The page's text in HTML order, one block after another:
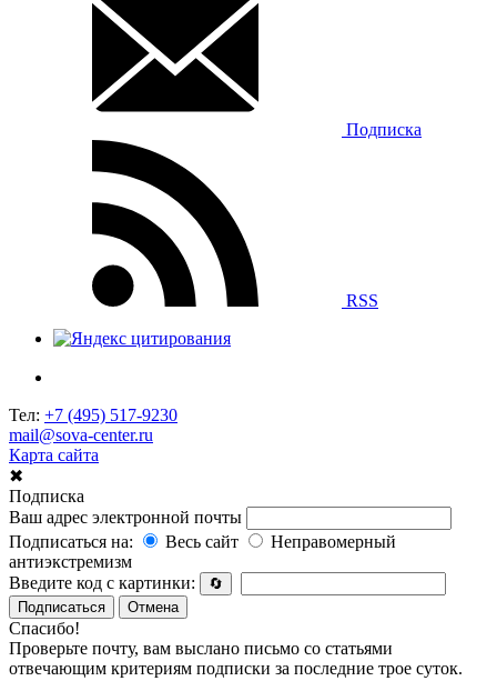
Подписка
RSS
Тел: +7 (495) 517-9230
mail@sova-center.ru
Карта сайта
✖
Подписка
Ваш адрес электронной почты
Подписаться на:
Весь сайт
Неправомерный
антиэкстремизм
Введите код с картинки:
🔄
Подписаться
Отмена
Спасибо!
Проверьте почту, вам выслано письмо со статьями
отвечающим критериям подписки за последние трое суток.